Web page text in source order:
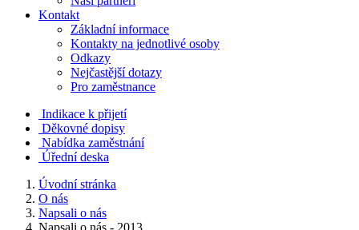
Kontakt
Základní informace
Kontakty na jednotlivé osoby
Odkazy
Nejčastější dotazy
Pro zaměstnance
Indikace k přijetí
Děkovné dopisy
Nabídka zaměstnání
Úřední deska
Úvodní stránka
O nás
Napsali o nás
Napsali o nás - 2013